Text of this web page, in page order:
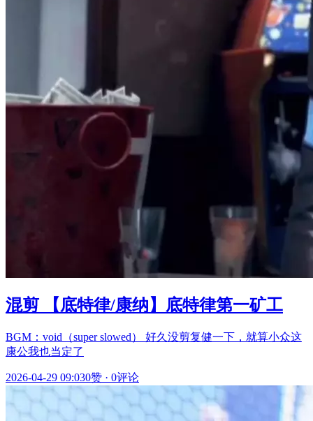
混剪 【底特律/康纳】底特律第一矿工
BGM：void（super slowed） 好久没剪复健一下，就算小众这
康公我也当定了
2026-04-29 09:030赞 · 0评论